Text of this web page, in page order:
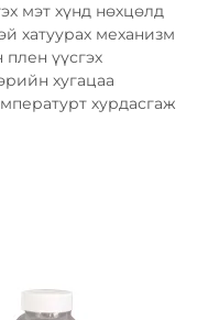
мэт хүнд нөхцөлд
хатуурах механизм
үүсгэх
хугацаа
хурдасгаж